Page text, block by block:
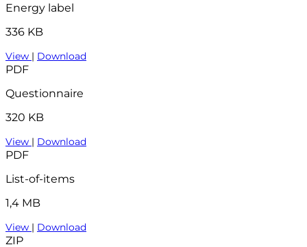
Energy label
336 KB
View | Download
PDF
Questionnaire
320 KB
View | Download
PDF
List-of-items
1,4 MB
View | Download
ZIP